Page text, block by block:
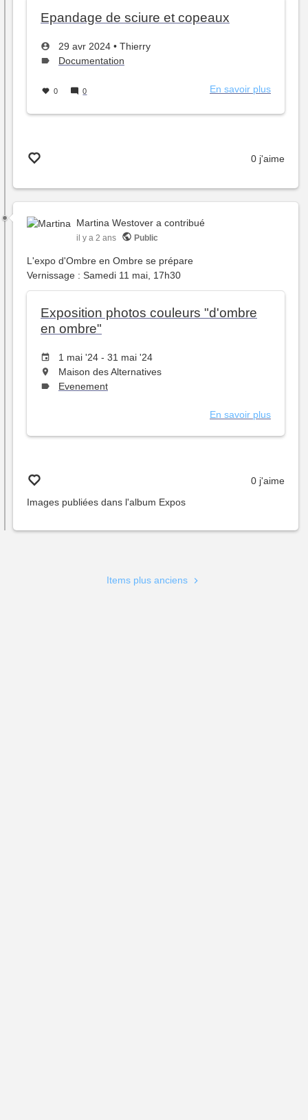
Epandage de sciure et copeaux
Créé
le
29 avr 2024 •
par
Thierry
Type
sujet :
Documentation
0 0 En savoir plus
de
copeaux
0 j'aime
Martina Westover a contribué
il y a 2 ans Public
L'expo d'Ombre en Ombre se prépare
Vernissage : Samedi 11 mai, 17h30
Exposition photos couleurs "d'ombre
en ombre"
Date
de
l'évênement
1 mai '24 - 31 mai '24
L'événement
aura
Maison des Alternatives
This
Evenement
En savoir plus
en
0 j'aime
Images publiées dans l'album Expos
Items plus anciens